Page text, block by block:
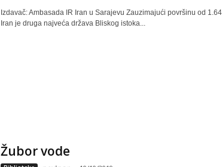
Izdavač: Ambasada IR Iran u Sarajevu Zauzimajući površinu od
Iran je druga najveća država Bliskog istoka...
Žubor vode